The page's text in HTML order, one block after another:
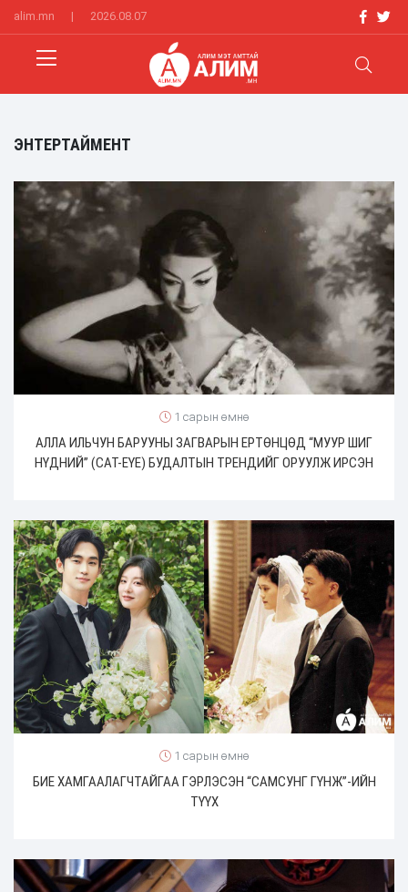
alim.mn | 2026.08.07
ЭНТЕРТАЙМЕНТ
1 сарын өмнө
АЛЛА ИЛЬЧУН БАРУУНЫ ЗАГВАРЫН ЕРТӨНЦӨД “МУУР ШИГ
НҮДНИЙ” (CAT-EYE) БУДАЛТЫН ТРЕНДИЙГ ОРУУЛЖ ИРСЭН
1 сарын өмнө
БИЕ ХАМГААЛАГЧТАЙГАА ГЭРЛЭСЭН “САМСУНГ ГҮНЖ”-ИЙН
ТҮҮХ